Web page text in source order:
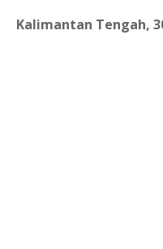
Kalimantan Tengah,